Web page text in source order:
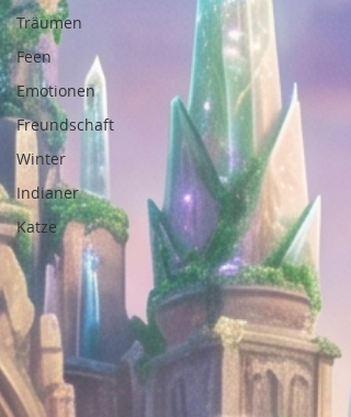
Träumen
Feen
Emotionen
Freundschaft
Winter
Indianer
Katze